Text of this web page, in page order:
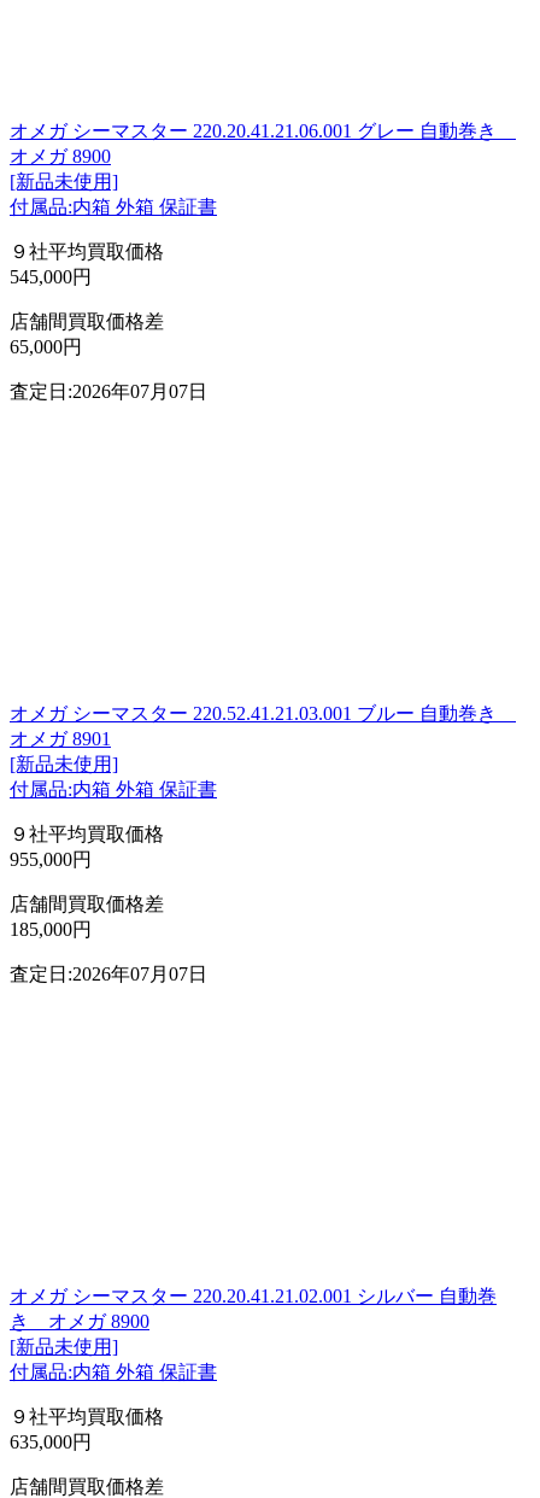
オメガ シーマスター 220.20.41.21.06.001 グレー 自動巻き
オメガ 8900
[新品未使用]
付属品:内箱 外箱 保証書
９社平均買取価格
545,000円
店舗間買取価格差
65,000円
査定日:2026年07月07日
オメガ シーマスター 220.52.41.21.03.001 ブルー 自動巻き
オメガ 8901
[新品未使用]
付属品:内箱 外箱 保証書
９社平均買取価格
955,000円
店舗間買取価格差
185,000円
査定日:2026年07月07日
オメガ シーマスター 220.20.41.21.02.001 シルバー 自動巻
き オメガ 8900
[新品未使用]
付属品:内箱 外箱 保証書
９社平均買取価格
635,000円
店舗間買取価格差